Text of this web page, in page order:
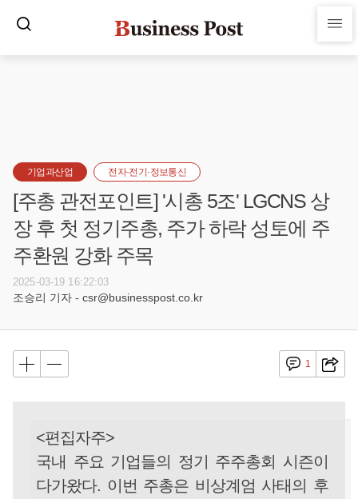
기업과산업 전자·전기·정보통신
[주총 관전포인트] '시총 5조' LGCNS 상
장 후 첫 정기주총, 주가 하락 성토에 주
주환원 강화 주목
2025-03-19 16:22:03
조승리 기자 - csr@businesspost.co.kr
1
<편집자주>
국내 주요 기업들의 정기 주주총회 시즌이
다가왔다. 이번 주총은 비상계엄 사태의 후